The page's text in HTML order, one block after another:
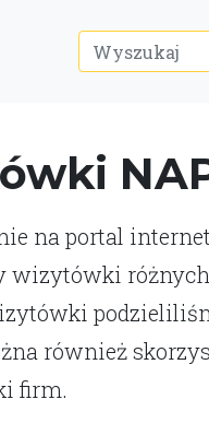
na portal
wizytówki
również
firm.